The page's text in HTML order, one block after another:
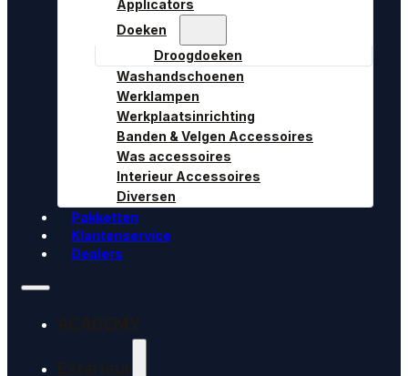
Applicators
Doeken
Droogdoeken
Washandschoenen
Werklampen
Werkplaatsinrichting
Banden & Velgen Accessoires
Was accessoires
Interieur Accessoires
Diversen
Pakketten
Klantenservice
Dealers